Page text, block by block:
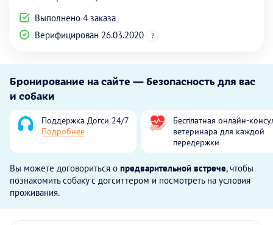
Выполнено 4 заказа
Верифицирован 26.03.2020
?
Бронирование на сайте — безопасность для вас
и собаки
Поддержка Догси 24/7
Подробнее
Бесплатная онлайн-
ветеринара для каждой
передержки
Вы можете договориться о предварительной встрече, чтобы
познакомить собаку с догситтером и посмотреть на условия
проживания.